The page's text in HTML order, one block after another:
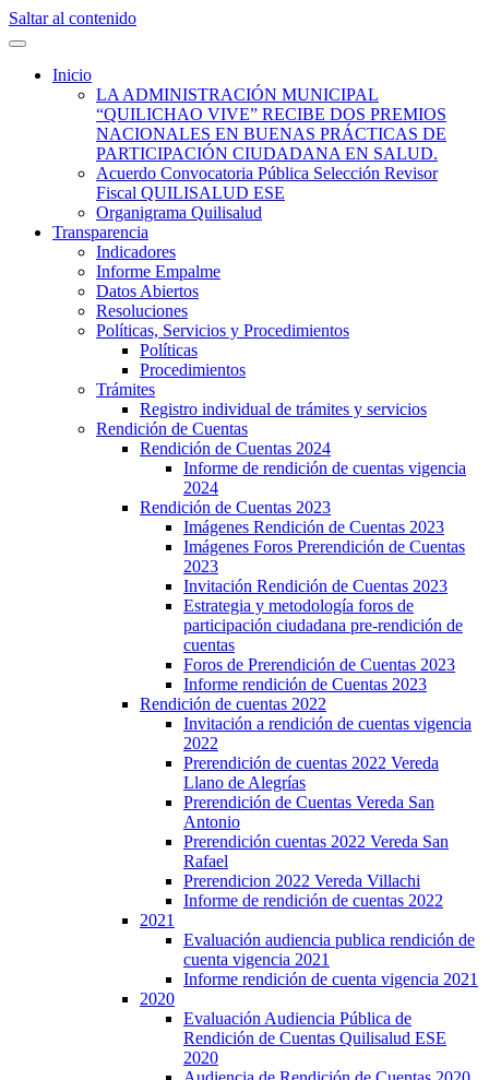
Saltar al contenido
Quilisalud
Inicio
LA ADMINISTRACIÓN MUNICIPAL
“QUILICHAO VIVE” RECIBE DOS PREMIOS
NACIONALES EN BUENAS PRÁCTICAS DE
PARTICIPACIÓN CIUDADANA EN SALUD.
Acuerdo Convocatoria Pública Selección Revisor
Fiscal QUILISALUD ESE
Organigrama Quilisalud
Transparencia
Indicadores
Informe Empalme
Datos Abiertos
Resoluciones
Políticas, Servicios y Procedimientos
Políticas
Procedimientos
Trámites
Registro individual de trámites y servicios
Rendición de Cuentas
Rendición de Cuentas 2024
Informe de rendición de cuentas vigencia
2024
Rendición de Cuentas 2023
Imágenes Rendición de Cuentas 2023
Imágenes Foros Prerendición de Cuentas
2023
Invitación Rendición de Cuentas 2023
Estrategia y metodología foros de
participación ciudadana pre-rendición de
cuentas
Foros de Prerendición de Cuentas 2023
Informe rendición de Cuentas 2023
Rendición de cuentas 2022
Invitación a rendición de cuentas vigencia
2022
Prerendición de cuentas 2022 Vereda
Llano de Alegrías
Prerendición de Cuentas Vereda San
Antonio
Prerendición cuentas 2022 Vereda San
Rafael
Prerendicion 2022 Vereda Villachi
Informe de rendición de cuentas 2022
2021
Evaluación audiencia publica rendición de
cuenta vigencia 2021
Informe rendición de cuenta vigencia 2021
2020
Evaluación Audiencia Pública de
Rendición de Cuentas Quilisalud ESE
2020